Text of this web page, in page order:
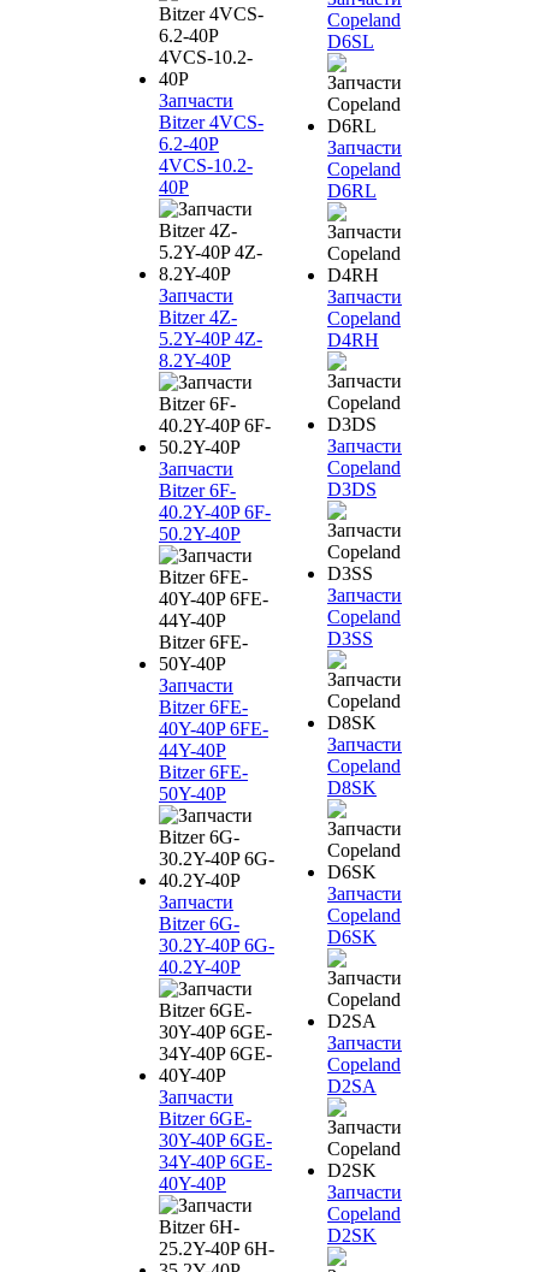
Запчасти
Bitzer 4VCS-
6.2-40P
4VCS-10.2-
40P
Запчасти
Bitzer 4Z-
5.2Y-40P 4Z-
8.2Y-40P
Запчасти
Bitzer 6F-
40.2Y-40P 6F-
50.2Y-40P
Запчасти
Bitzer 6FE-
40Y-40P 6FE-
44Y-40P
Bitzer 6FE-
50Y-40P
Запчасти
Bitzer 6G-
30.2Y-40P 6G-
40.2Y-40P
Запчасти
Bitzer 6GE-
30Y-40P 6GE-
34Y-40P 6GE-
40Y-40P
Copeland
D6SL
Запчасти
Copeland
D6RL
Запчасти
Copeland
D4RH
Запчасти
Copeland
D3DS
Запчасти
Copeland
D3SS
Запчасти
Copeland
D8SK
Запчасти
Copeland
D6SK
Запчасти
Copeland
D2SA
Запчасти
Copeland
D2SK